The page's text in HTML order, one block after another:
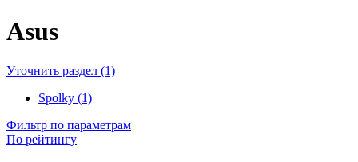
Asus
Уточнить раздел (1)
Spolky (1)
Фильтр по параметрам
По рейтингу